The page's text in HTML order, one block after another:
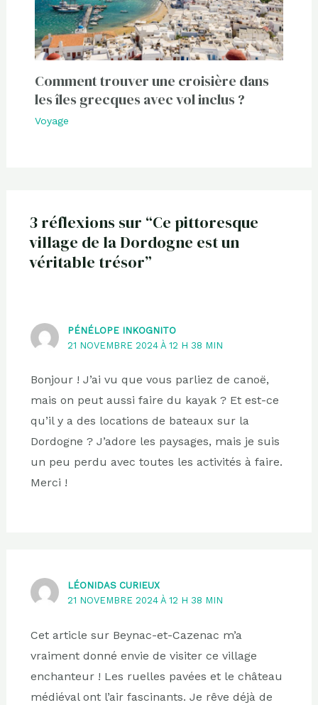
Comment trouver une croisière dans
les îles grecques avec vol inclus ?
Voyage
3 réflexions sur “Ce pittoresque
village de la Dordogne est un
véritable trésor”
PÉNÉLOPE INKOGNITO
21 NOVEMBRE 2024 À 12 H 38 MIN
Bonjour ! J’ai vu que vous parliez de canoë,
mais on peut aussi faire du kayak ? Et est-ce
qu’il y a des locations de bateaux sur la
Dordogne ? J’adore les paysages, mais je suis
un peu perdu avec toutes les activités à faire.
Merci !
LÉONIDAS CURIEUX
21 NOVEMBRE 2024 À 12 H 38 MIN
Cet article sur Beynac-et-Cazenac m’a
vraiment donné envie de visiter ce village
enchanteur ! Les ruelles pavées et le château
médiéval ont l’air fascinants. Je rêve déjà de